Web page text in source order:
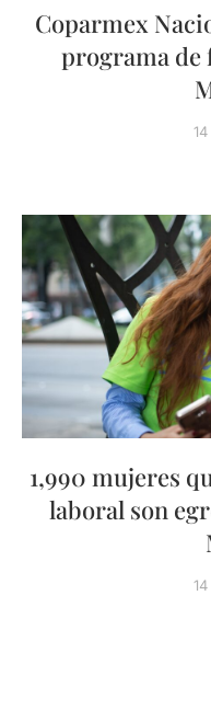
Coparmex
programa
1,990 mujeres
laboral son